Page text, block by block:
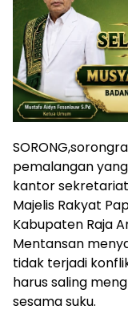
pemalangan
kantor
Majelis Rakyat
Kabupaten Raja
Mentansan
tidak terjadi
harus saling
sesama suku.